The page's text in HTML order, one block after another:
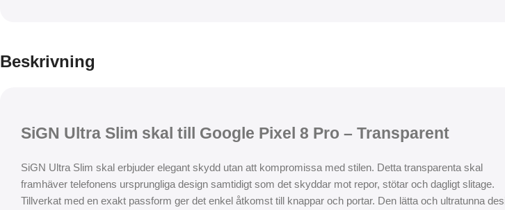
Beskrivning
SiGN Ultra Slim skal till Google Pixel 8 Pro – Transparent
SiGN Ultra Slim skal erbjuder elegant skydd utan att kompromissa med stilen. Detta transparenta skal
framhäver telefonens ursprungliga design samtidigt som det skyddar mot repor, stötar och dagligt slitage.
Tillverkat med en exakt passform ger det enkel åtkomst till knappar och portar. Den lätta och ultratunna